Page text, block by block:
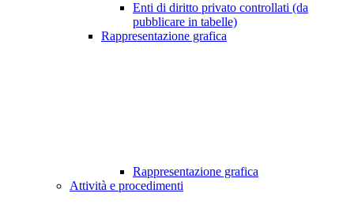
Enti di diritto privato controllati (da
pubblicare in tabelle)
Rappresentazione grafica
Rappresentazione grafica
Attività e procedimenti